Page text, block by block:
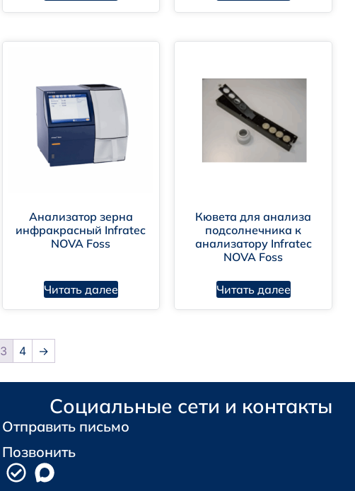
Анализатор зерна
инфракрасный Infratec
NOVA Foss
Читать далее
Кювета для анализа
подсолнечника к
анализатору Infratec
NOVA Foss
Читать далее
3 4 →
Социальные сети и контакты
Отправить письмо
Позвонить